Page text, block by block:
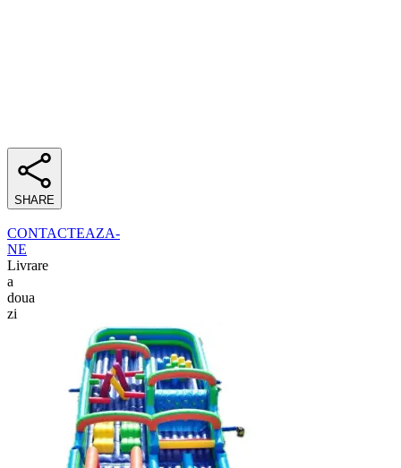
SHARE
CONTACTEAZA-
NE
Livrare
a
doua
zi